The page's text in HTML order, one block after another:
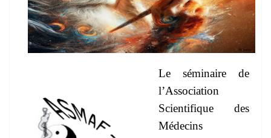
Le séminaire de
l’Association
Scientifique des
Médecins